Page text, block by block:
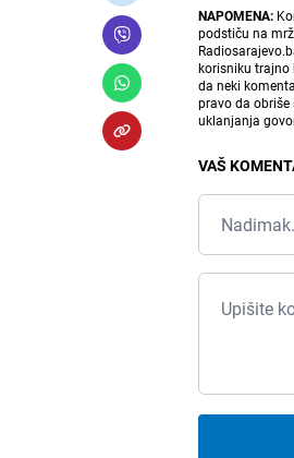
NAPOMENA:
podstiču na
korisniku trajno
da neki
pravo da
uklanjanja
VAŠ